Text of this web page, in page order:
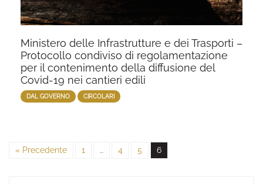
Ministero delle Infrastrutture e dei Trasporti –
Protocollo condiviso di regolamentazione
per il contenimento della diffusione del
Covid-19 nei cantieri edili
DAL GOVERNO CIRCOLARI
« Precedente 1 … 4 5 6